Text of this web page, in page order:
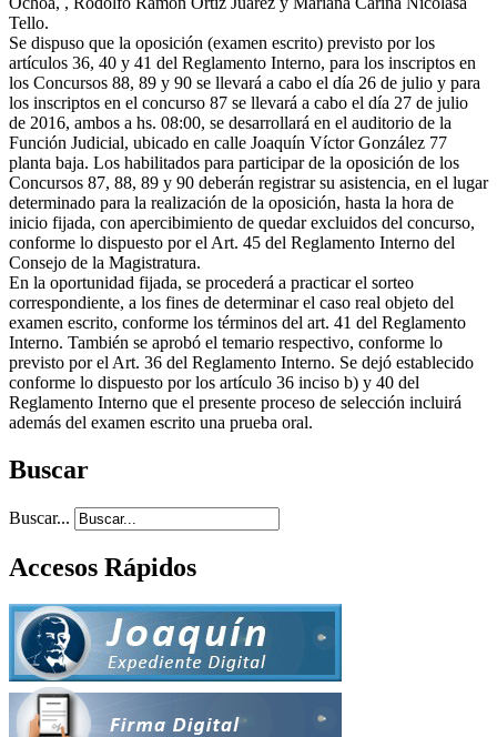
Tello.
Se dispuso que la oposición (examen escrito) previsto por los
artículos 36, 40 y 41 del Reglamento Interno, para los inscriptos en
los Concursos 88, 89 y 90 se llevará a cabo el día 26 de julio y para
los inscriptos en el concurso 87 se llevará a cabo el día 27 de julio
de 2016, ambos a hs. 08:00, se desarrollará en el auditorio de la
Función Judicial, ubicado en calle Joaquín Víctor González 77
planta baja. Los habilitados para participar de la oposición de los
Concursos 87, 88, 89 y 90 deberán registrar su asistencia, en el lugar
determinado para la realización de la oposición, hasta la hora de
inicio fijada, con apercibimiento de quedar excluidos del concurso,
conforme lo dispuesto por el Art. 45 del Reglamento Interno del
Consejo de la Magistratura.
En la oportunidad fijada, se procederá a practicar el sorteo
correspondiente, a los fines de determinar el caso real objeto del
examen escrito, conforme los términos del art. 41 del Reglamento
Interno. También se aprobó el temario respectivo, conforme lo
previsto por el Art. 36 del Reglamento Interno. Se dejó establecido
conforme lo dispuesto por los artículo 36 inciso b) y 40 del
Reglamento Interno que el presente proceso de selección incluirá
además del examen escrito una prueba oral.
Buscar
Buscar...
Accesos Rápidos